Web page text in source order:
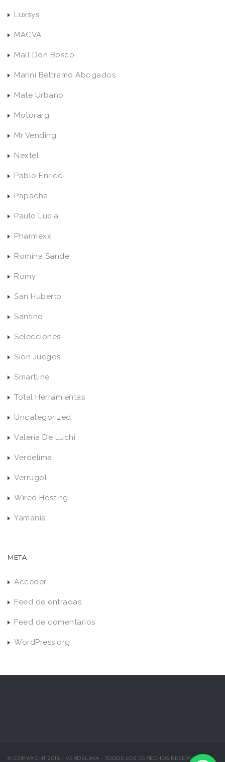
Luxsys
MACVA
Mall Don Bosco
Marini Beltramo Abogados
Mate Urbano
Motorarg
Mr Vending
Nextel
Pablo Enricci
Papacha
Paulo Lucia
Pharmexx
Romina Sande
Romy
San Huberto
Santino
Selecciones
Sion Juegos
Smartline
Total Herramientas
Uncategorized
Valeria De Luchi
Verdelima
Verrugol
Wired Hosting
Yamanía
META
Acceder
Feed de entradas
Feed de comentarios
WordPress.org
© COPYRIGHT 2018 - VERDELIMA - TODOS LOS DERECHOS RESERVADOS